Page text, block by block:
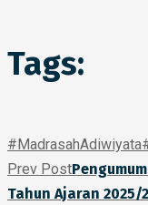
Tags:
#MadrasahAdiwiyata
Prev Post
Tahun Ajaran 2025/